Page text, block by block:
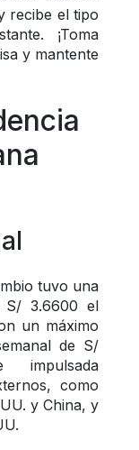
recibe el tipo
¡Toma
y mantente
tuvo una
S/ 3.6600 el
un máximo
de S/
como
y China, y